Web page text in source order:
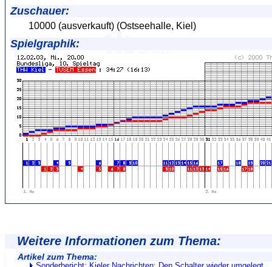
Zuschauer:
10000 (ausverkauft) (Ostseehalle, Kiel)
Spielgraphik:
Weitere Informationen zum Thema:
Artikel zum Thema: